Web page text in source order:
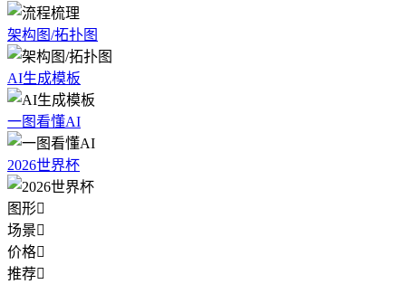
架构图/拓扑图
AI生成模板
一图看懂AI
2026世界杯
图形
场景
价格
推荐